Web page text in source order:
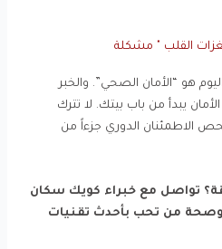
القلب " مشكلة
هو “الأمان الصحي”. والخبر
في 2026 جعل الأمان يبدأ من باب بيتك. لا تترك
الاطمئنان الدوري جزءاً من
تواصل مع خبراء كويك سكان
من تحب بأحدث تقنيات